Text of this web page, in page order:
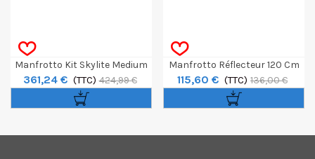
Manfrotto Kit Skylite Medium
1.1m X 2m Avec Sac Rigide
361,24 € (TTC) 424,99 €
Manfrotto Réflecteur 120 Cm
Diffuseur 2 Diaph
115,60 € (TTC) 136,00 €